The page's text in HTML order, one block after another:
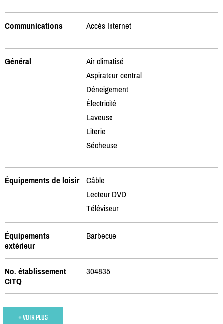
Communications Accès Internet
Général
Air climatisé
Aspirateur central
Déneigement
Électricité
Laveuse
Literie
Sécheuse
Équipements de loisir
Câble
Lecteur DVD
Téléviseur
Équipements
extérieur
Barbecue
No. établissement
CITQ
304835
+ VOIR PLUS